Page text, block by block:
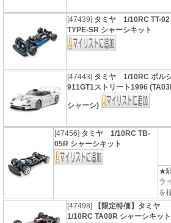
[47439] タミヤ 1/10RC TT-02
TYPE-SR シャーシキット
[47443] タミヤ 1/10RC ポル
911GT1ストリート1996
シャーシ)
[47456] タミヤ 1/10RC TB-
05R シャーシキット
★
ラ
を
[47498]
【限定特価】タミヤ
1/10RC TA08R シャーシキット